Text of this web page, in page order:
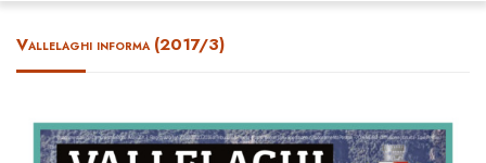
Vallelaghi informa (2017/3)